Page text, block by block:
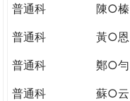
普通科
陳○榛
普通科
黃○恩
普通科
鄭○勻
普通科
蘇○云